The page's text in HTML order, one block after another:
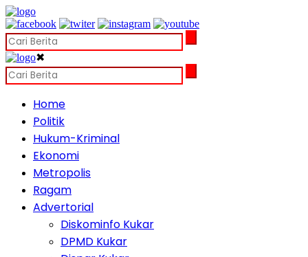
✖
Home
Politik
Hukum-Kriminal
Ekonomi
Metropolis
Ragam
Advertorial
Diskominfo Kukar
DPMD Kukar